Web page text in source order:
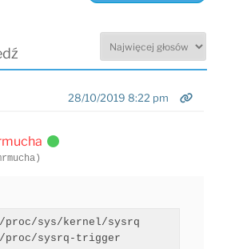
28/10/2019 8:22 pm
proc/sys/kernel/sysrq